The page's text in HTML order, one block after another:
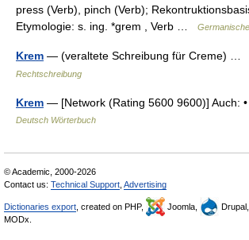
press (Verb), pinch (Verb);
Etymologie: s. ing. *grem , Verb …
Krem — (veraltete Schreibung für Creme) …
Rechtschreibung
Krem — [Network (Rating 5600 9600)] Auch:
Deutsch Wörterbuch
© Academic, 2000-2026
Contact us: Technical Support Advertising
Dictionaries export , created on PHP, Joomla, Drupal,
MODx.